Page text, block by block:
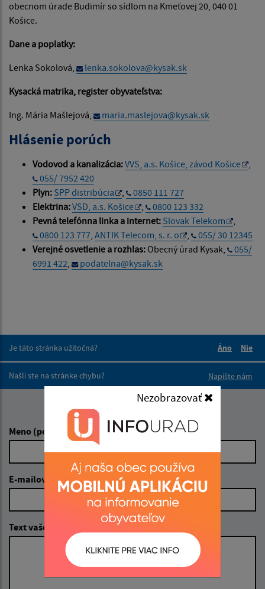
Nezobrazovať
obecnom úrade Budimír so sídlom na Kmeťovej 20, 040 01
Košice.
Dane a poplatky:
Lenka Sokolová,
lenka.sokolova@kysak.sk
Kysacká matrika, register obyvateľstva:
Ing. Mária Mašlejová,
maria.maslejova@kysak.sk
Hlásenie porúch
Vodovod a kanalizácia:VVS, a.s. Košice, závod Košice
,
055/ 7952 420
Plyn: SPP distribúcia ,
0850 111 727
Elektrina:VSD, a.s. Košice ,
0800 123 332
Pevná telefónna linka a internet: Slovak Telekom
,
0800 123 777, ANTIK Telecom, s. r. o ,
055/ 30 12345
Verejné osvetlenie a rozhlas: Obecný úrad Kysak,
055/
6991 422, podatelna@kysak.sk
Je táto stránka užitočná?
Áno
Nie
Našli ste na stránke chybu?
Napíšte nám
Meno (povinné)
E-mailová adresa (povinné)
Text vašej správy (povinné)